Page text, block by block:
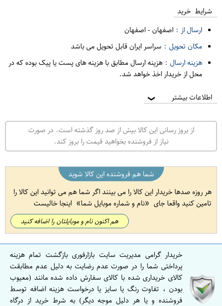
شرایط خرید
ارسال از : اصفهان-اصفهان
مکان تحویل : سراسر ایران قابل تحویل می باشد
هزینه ارسال : هزینه ارسال مطابق با هزینه های پست یا پیک بوده که در
محل از خریدار اخذ خواهد شد.
اطلاعات بیشتر ❯
از بروز رسانی این کالا بیش از صد روز گذشته است. در صورت
نیاز از فروشنده بخواهید قیمت را بروز کند.
شما هم فروشنده این کالا شوید
هر روزه صدها خریدار این کالا را می بینند اگر شما هم می توانید این کالا را
تامین کنید واقعا جای
نام و شماره موبایل شما اینجا خالیست
هم اکنون نام و موبایلتان را اضافه کنید
خریدار گرامی مدیریت سایت بازارفوری بازگشت تمام هزینه
پرداختی شما را در صورت عدم رضایت به دلیل عدم مطابقت
کالای خریداری شده با کالای سفارش داده شده مانند (معیوب
بودن ، تفاوت رنگ یا سایز یا درخواست هزینه اضافه توسط
فروشنده و یا هر دلیل موجه دیگر) به شرط خرید از درگاه